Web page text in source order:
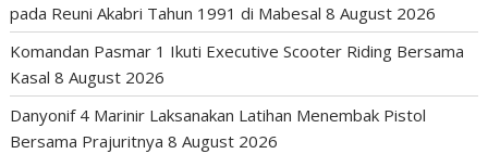
pada Reuni Akabri Tahun 1991 di Mabesal 8 August 2026
Komandan Pasmar 1 Ikuti Executive Scooter Riding Bersama
Kasal 8 August 2026
Danyonif 4 Marinir Laksanakan Latihan Menembak Pistol
Bersama Prajuritnya 8 August 2026